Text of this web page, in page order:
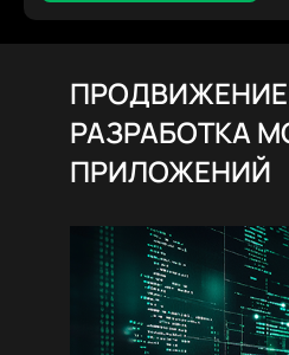
РАЗРАБОТКА
ПРИЛОЖЕНИЙ